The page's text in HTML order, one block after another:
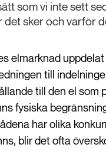
som vi inte sett
sker och varför
elmarknad
till
till den el
fysiska
har olika
blir det ofta